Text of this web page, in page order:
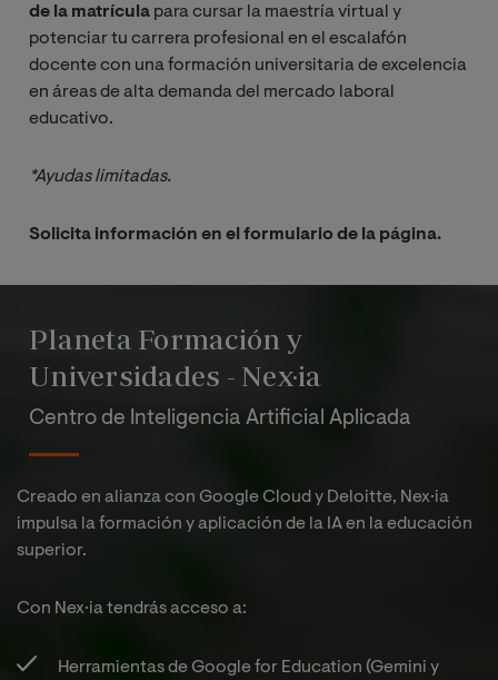
de la matrícula para cursar la maestría virtual y
potenciar tu carrera profesional en el escalafón
docente con una formación universitaria de excelencia
en áreas de alta demanda del mercado laboral
educativo.
*Ayudas limitadas.
Solicita información en el formulario de la página.
Planeta Formación y
Universidades - Nex·ia
Centro de Inteligencia Artificial Aplicada
Creado en alianza con Google Cloud y Deloitte, Nex·ia
impulsa la formación y aplicación de la IA en la educación
superior.
Con Nex·ia tendrás acceso a:​
Herramientas de Google for Education (Gemini y